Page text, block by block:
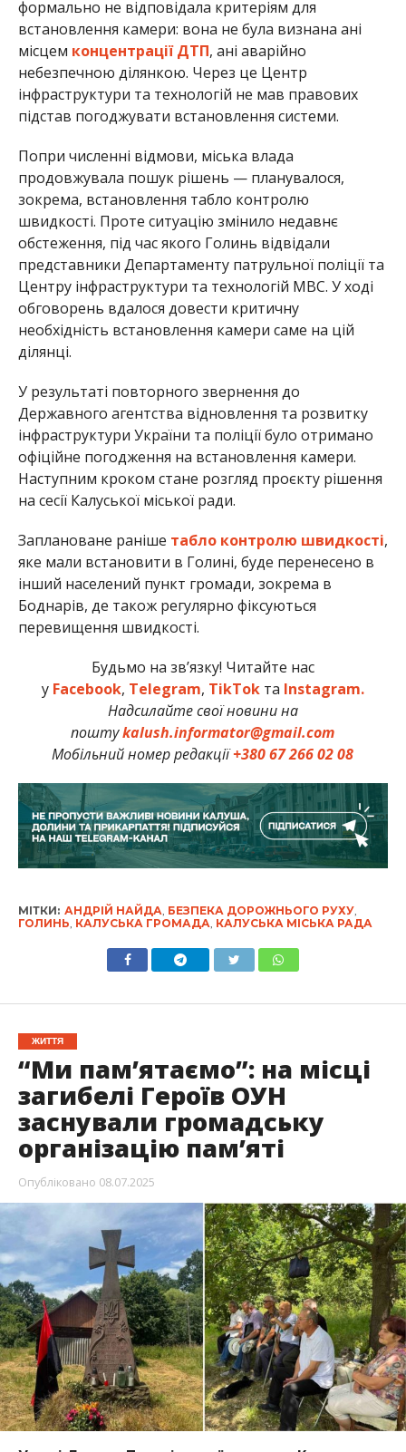
формально не відповідала критеріям для
встановлення камери: вона не була визнана ані
місцем концентрації ДТП, ані аварійно
небезпечною ділянкою. Через це Центр
інфраструктури та технологій не мав правових
підстав погоджувати встановлення системи.
Попри численні відмови, міська влада
продовжувала пошук рішень — планувалося,
зокрема, встановлення табло контролю
швидкості. Проте ситуацію змінило недавнє
обстеження, під час якого Голинь відвідали
представники Департаменту патрульної поліції та
Центру інфраструктури та технологій МВС. У ході
обговорень вдалося довести критичну
необхідність встановлення камери саме на цій
ділянці.
У результаті повторного звернення до
Державного агентства відновлення та розвитку
інфраструктури України та поліції було отримано
офіційне погодження на встановлення камери.
Наступним кроком стане розгляд проєкту рішення
на сесії Калуської міської ради.
Заплановане раніше табло контролю швидкості,
яке мали встановити в Голині, буде перенесено в
інший населений пункт громади, зокрема в
Боднарів, де також регулярно фіксуються
перевищення швидкості.
Будьмо на зв’язку! Читайте нас
у Facebook, Telegram, TikTokта Instagram.
Надсилайте свої новини на
поштуkalush.informator@gmail.com
Мобільний номер редакції+380 67 266 02 08
МІТКИ: АНДРІЙ НАЙДА БЕЗПЕКА ДОРОЖНЬОГО РУХУ,
ГОЛИНЬ КАЛУСЬКА ГРОМАДА КАЛУСЬКА МІСЬКА РАДА
ЖИТТЯ
“Ми пам’ятаємо”: на місці
загибелі Героїв ОУН
заснували громадську
організацію пам’яті
Опубліковано 08.07.2025